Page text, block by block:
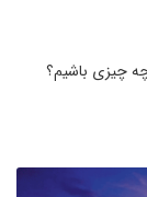
چه چیزی باشیم؟